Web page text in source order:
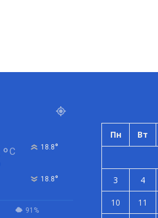
°C 18.8°
18.8°
91%
Пн Вт
3
4
10
11